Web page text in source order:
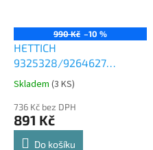
990 Kč –10 %
HETTICH
9325328/9264627
Comfort Spin 360° otočná
police 8kg
Průměrné
produktu
je
4,8
Skladem (3 KS)
736 Kč bez DPH
891 Kč
Do košíku